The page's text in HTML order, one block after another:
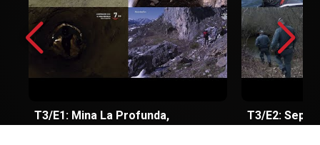
T3/E1: Mina La Profunda,
T3/E2: